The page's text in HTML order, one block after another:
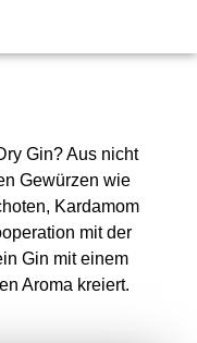
Gin? Aus nicht
Gewürzen wie
Kardamom
mit der
Gin mit einem
Aroma kreiert.